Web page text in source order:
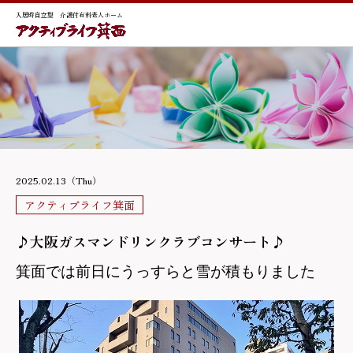
入居時自立型 介護付有料老人ホーム
2025.02.13（Thu）
アクティブライフ箕面
♪大阪ガスマンドリンクラブコンサート♪
箕面では前日にうっすらと雪が積もりました